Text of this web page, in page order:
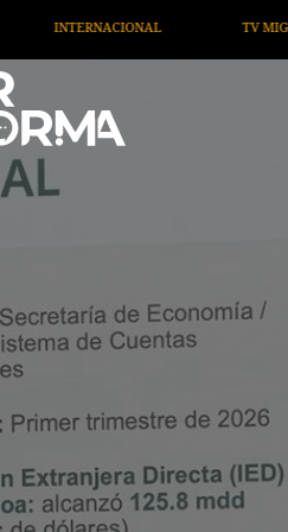
TV MIGRANTE INFORMA OPINIÓN